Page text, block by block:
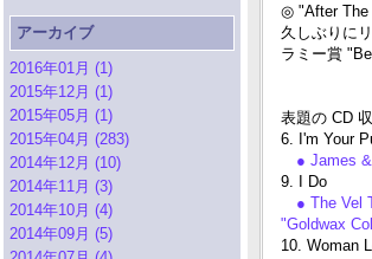
アーカイブ
2016年01月 (1)
2015年12月 (1)
2015年05月 (1)
2015年04月 (283)
2014年12月 (10)
2014年11月 (3)
2014年10月 (4)
2014年09月 (5)
◎ "After The
久しぶりに
ラミー賞
表題の CD
6. I'm Your
● James
9. I Do
● The Vel
"Goldwax
10. Woman